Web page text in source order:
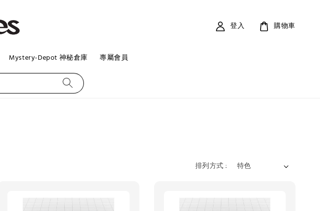
Mystery-Depot 神秘倉庫 專屬會員
登入 購物車
排列方式 :